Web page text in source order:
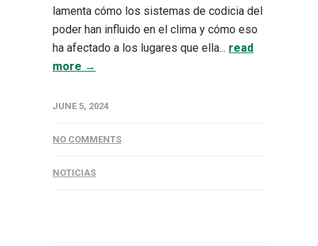
lamenta cómo los sistemas de codicia del
poder han influido en el clima y cómo eso
ha afectado a los lugares que ella... read
more →
JUNE 5, 2024
NO COMMENTS
NOTICIAS